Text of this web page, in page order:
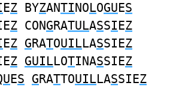
EZ BYZANTINOLOGUES
Z CONGRATULASSIEZ
EZ GRATOUILLASSIEZ
Z GUILLOTINASSIEZ
UES GRATTOUILLASSIEZ